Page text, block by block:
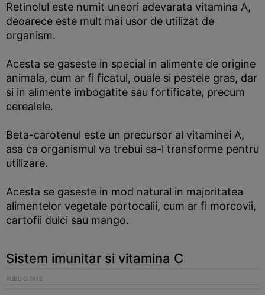
Retinolul este numit uneori adevarata vitamina A,
deoarece este mult mai usor de utilizat de
organism.
Acesta se gaseste in special in alimente de origine
animala, cum ar fi ficatul, ouale si pestele gras, dar
si in alimente imbogatite sau fortificate, precum
cerealele.
Beta-carotenul este un precursor al vitaminei A,
asa ca organismul va trebui sa-l transforme pentru
utilizare.
Acesta se gaseste in mod natural in majoritatea
alimentelor vegetale portocalii, cum ar fi morcovii,
cartofii dulci sau mango.
Sistem imunitar si vitamina C